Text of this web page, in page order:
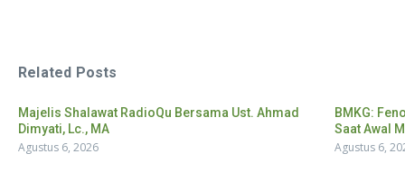
Related Posts
Majelis Shalawat RadioQu Bersama Ust. Ahmad
Dimyati, Lc., MA
Agustus 6, 2026
BMKG:
Saat Awal
Agustus 6,